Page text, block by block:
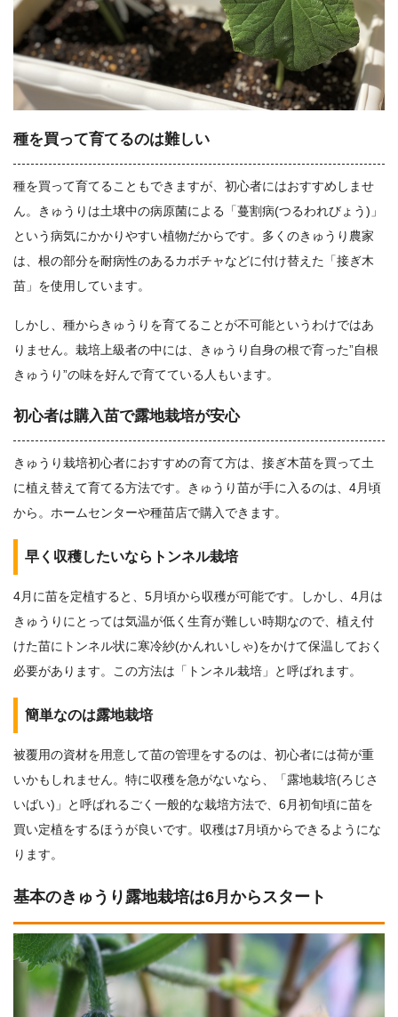
種を買って育てるのは難しい
種を買って育てることもできますが、初心者にはおすすめしませ
ん。きゅうりは土壌中の病原菌による「蔓割病(つるわれびょう)」
という病気にかかりやすい植物だからです。多くのきゅうり農家
は、根の部分を耐病性のあるカボチャなどに付け替えた「接ぎ木
苗」を使用しています。
しかし、種からきゅうりを育てることが不可能というわけではあ
りません。栽培上級者の中には、きゅうり自身の根で育った”自根
きゅうり”の味を好んで育てている人もいます。
初心者は購入苗で露地栽培が安心
きゅうり栽培初心者におすすめの育て方は、接ぎ木苗を買って土
に植え替えて育てる方法です。きゅうり苗が手に入るのは、4月頃
から。ホームセンターや種苗店で購入できます。
早く収穫したいならトンネル栽培
4月に苗を定植すると、5月頃から収穫が可能です。しかし、4月は
きゅうりにとっては気温が低く生育が難しい時期なので、植え付
けた苗にトンネル状に寒冷紗(かんれいしゃ)をかけて保温しておく
必要があります。この方法は「トンネル栽培」と呼ばれます。
簡単なのは露地栽培
被覆用の資材を用意して苗の管理をするのは、初心者には荷が重
いかもしれません。特に収穫を急がないなら、「露地栽培(ろじさ
いばい)」と呼ばれるごく一般的な栽培方法で、6月初旬頃に苗を
買い定植をするほうが良いです。収穫は7月頃からできるようにな
ります。
基本のきゅうり露地栽培は6月からスタート